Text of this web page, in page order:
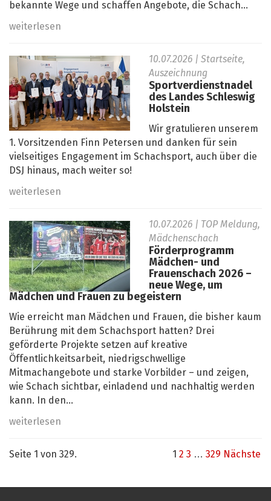
bekannte Wege und schaffen Angebote, die Schach...
weiterlesen
10.07.2026 | Startseite,
Auszeichnung
Sportverdienstnadel
des Landes Schleswig
Holstein
Wir gratulieren unserem
1. Vorsitzenden Finn Petersen und danken für sein
vielseitiges Engagement im Schachsport, auch über die
DSJ hinaus, mach weiter so!
weiterlesen
10.07.2026 | TOP Meldung,
Mädchenschach
Förderprogramm
Mädchen- und
Frauenschach 2026 –
neue Wege, um
Mädchen und Frauen zu begeistern
Wie erreicht man Mädchen und Frauen, die bisher kaum
Berührung mit dem Schachsport hatten? Drei
geförderte Projekte setzen auf kreative
Öffentlichkeitsarbeit, niedrigschwellige
Mitmachangebote und starke Vorbilder – und zeigen,
wie Schach sichtbar, einladend und nachhaltig werden
kann. In den...
weiterlesen
Seite 1 von 329. 1 2 3 … 329 Nächste